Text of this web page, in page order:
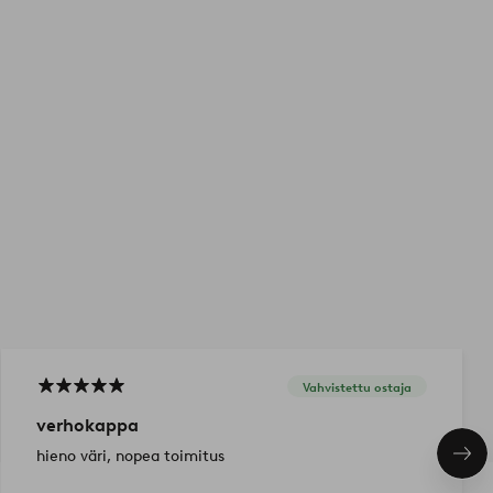
Vahvistettu ostaja
verhokappa
hieno väri, nopea toimitus